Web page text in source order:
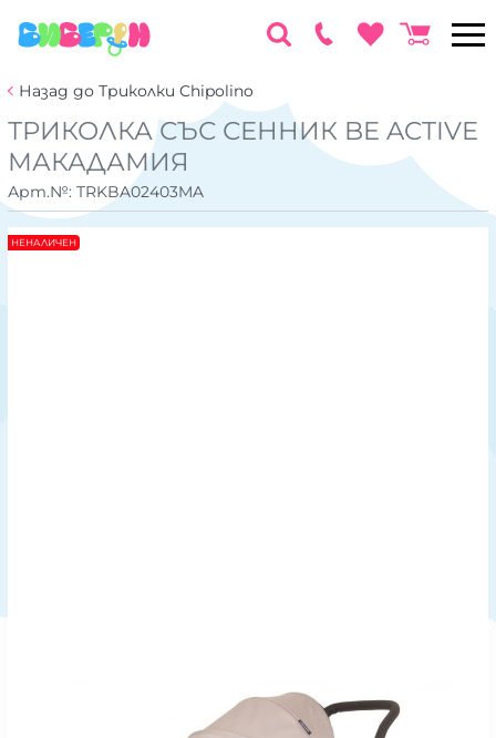
Назад до Триколки Chipolino
ТРИКОЛКА СЪС СЕННИК BE ACTIVE
МАКАДАМИЯ
Арт.№: TRKBA02403MA
НЕНАЛИЧЕН